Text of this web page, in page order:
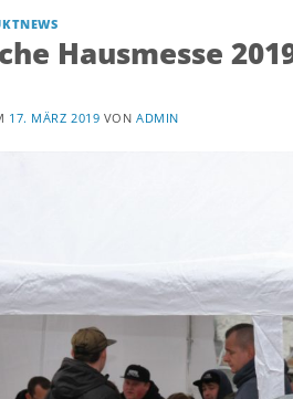
Hausmesse
17. MÄRZ 2019 VONADMIN